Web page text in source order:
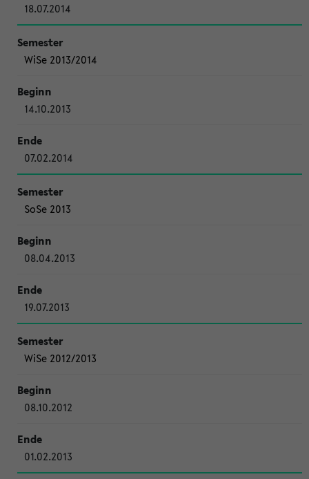
18.07.2014
WiSe 2013/2014
14.10.2013
07.02.2014
SoSe 2013
08.04.2013
19.07.2013
WiSe 2012/2013
08.10.2012
01.02.2013